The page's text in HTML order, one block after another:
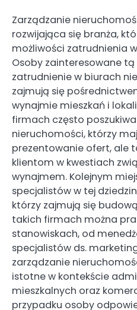
Zarządzanie
rozwijająca się branża,
możliwości zatrudnienia
Osoby zainteresowane
zatrudnienie w biurach
zajmują się
wynajmie mieszkań i
firmach często
nieruchomości, którzy
prezentowanie ofert, ale
klientom w kwestiach
wynajmem. Kolejnym
specjalistów w tej
którzy zajmują się
takich firmach można
stanowiskach, od
specjalistów ds.
zarządzanie
istotne w kontekście
mieszkalnych oraz
przypadku osoby